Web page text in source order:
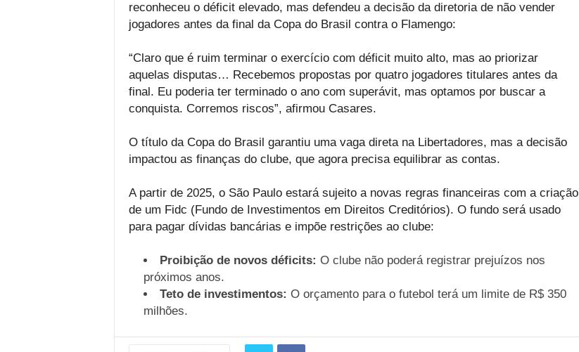
reconheceu o déficit elevado, mas defendeu a decisão da diretoria de não vender
jogadores antes da final da Copa do Brasil contra o Flamengo:
“Claro que é ruim terminar o exercício com déficit muito alto, mas ao priorizar
aquelas disputas… Recebemos propostas por quatro jogadores titulares antes da
final. Eu poderia ter terminado o ano com superávit, mas optamos por buscar a
conquista. Corremos riscos”, afirmou Casares.
O título da Copa do Brasil garantiu uma vaga direta na Libertadores, mas a decisão
impactou as finanças do clube, que agora precisa equilibrar as contas.
A partir de 2025, o São Paulo estará sujeito a novas regras financeiras com a criação
de um Fidc (Fundo de Investimentos em Direitos Creditórios). O fundo será usado
para pagar dívidas bancárias e impõe restrições ao clube:
Proibição de novos déficits: O clube não poderá registrar prejuízos nos
próximos anos.
Teto de investimentos: O orçamento para o futebol terá um limite de R$ 350
milhões.